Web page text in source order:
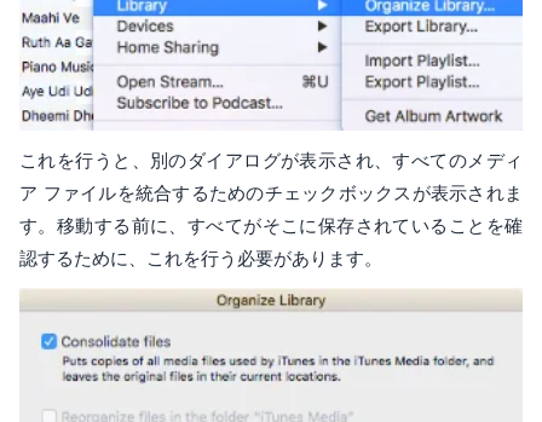
これを行うと、別のダイアログが表示され、すべてのメディ
ア ファイルを統合するためのチェックボックスが表示されま
す。移動する前に、すべてがそこに保存されていることを確
認するために、これを行う必要があります。